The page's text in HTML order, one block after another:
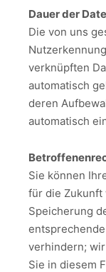
Dauer der
Die von uns
verknüpften
automatisch
deren
automatisch
Sie können
für die Zukunft
Speicherung
verhindern;
Sie in diesem